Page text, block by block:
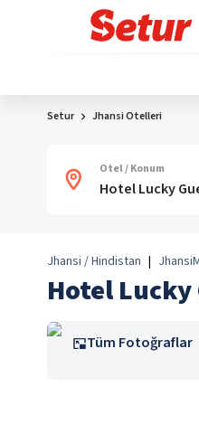
Setur Jhansi Otelleri
Otel / Konum
Jhansi / Hindistan | Jhansi
Hotel Lucky
Tüm Fotoğraflar